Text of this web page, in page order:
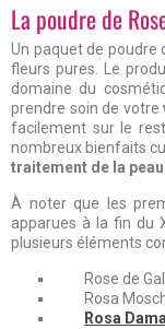
La poudre de
Un paquet de poudre
fleurs pures. Le
domaine du
prendre soin de votre
facilement sur le
nombreux bienfaits
traitement de la peau
À noter que les
apparues à la fin du
plusieurs éléments
Rose de
Rosa
Rosa